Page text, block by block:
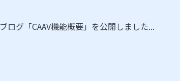
ブログ「CAAV機能概要」を公開しました...